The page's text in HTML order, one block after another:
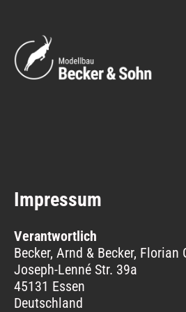
Impressum
Verantwortlich
Becker, Arnd & Becker, Florian
Joseph-Lenné Str. 39a
45131 Essen
Deutschland